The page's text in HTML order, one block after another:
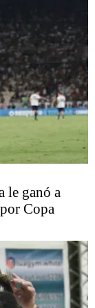
le ganó a
Copa